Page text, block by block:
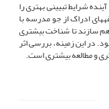
شرایط تبیینی بهتری را
ادراک از جو مدرسه با
سازند تا شناخت بیشتری
در این زمینه، بررسی اثر
و مطالعه بیشتری است.